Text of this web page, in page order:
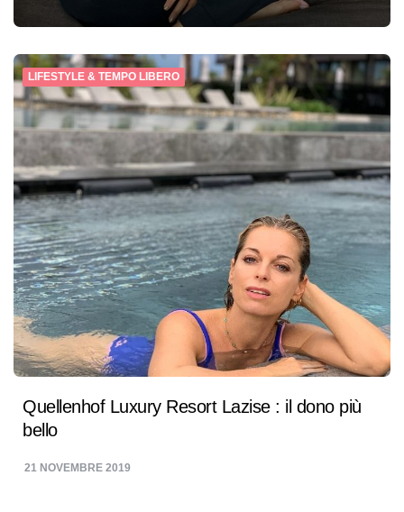
LIFESTYLE & TEMPO LIBERO
Quellenhof Luxury Resort Lazise : il dono più
bello
21 NOVEMBRE 2019